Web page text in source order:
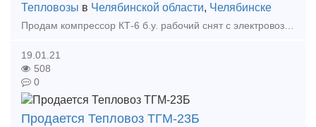
Тепловозы в Челябинской области, Челябинске
19.01.21
508
0
Продается Тепловоз ТГМ-23Б